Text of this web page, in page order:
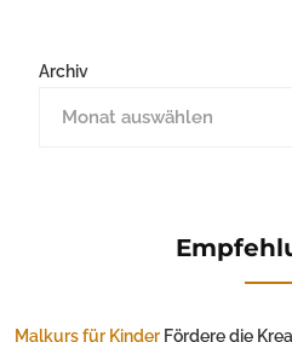
Archiv
Malkurs für Kinder Fördere die